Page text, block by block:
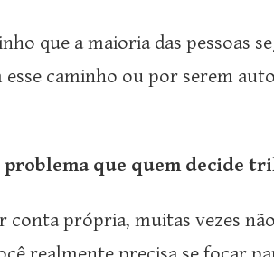
que a maioria das pessoas
caminho ou por serem
que quem decide
conta própria, muitas vezes